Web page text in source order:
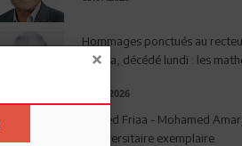
Hommages ponctués au
Amara, décédé lundi : les
03.08.2026
Ahmed Friaa - Mohamed
l’Universitaire exemplaire